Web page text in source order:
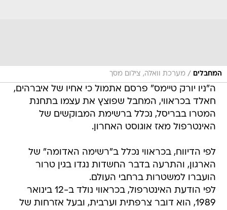
המחבלים / מערכת וואלה, צילום מסך
ה"ניו יורק טיימס" פרסם אתמול כי אחיו של איברהים,
חאלד בכראווי, המחבל שפוצץ את עצמו בתחנת
המטרו בבריסל, נכלל ברשימת המבוקשים של
האינטרפול מאז אוגוסט האחרון.
לפי הדיווח, בכראווי נכלל ב"רשימה האדומה" של
הארגון, והתרעה בדבר החשדות נגדו בגין טרור
הועברו למשטרות ברחבי העולם.
לפי הודעת האינטרפול, בכראווי נולד ב-12 בינואר
1989, הוא דובר צרפתית וערבית, ובעל אזרחות של